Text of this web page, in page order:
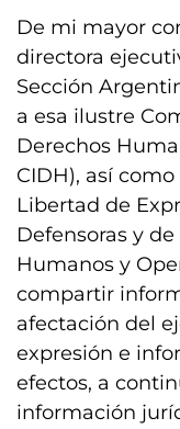
De mi mayor
directora
Sección
a esa ilustre
Derechos
CIDH), así
Libertad de
Defensoras y
Humanos y
compartir
afectación del
expresión e
efectos, a
información